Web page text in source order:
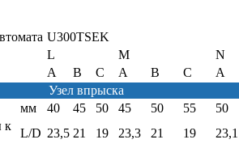
U300TSEK
L M
N
A B C A B C
A
Узел впрыска
мм 40 45 50 45 50 55
50
к
L/D 23,5 21 19 23,3 21 19
23,1